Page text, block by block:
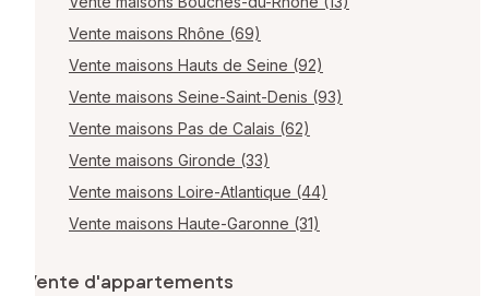
Vente maisons Rhône (69)
Vente maisons Hauts de Seine (92)
Vente maisons Seine-Saint-Denis (93)
Vente maisons Pas de Calais (62)
Vente maisons Gironde (33)
Vente maisons Loire-Atlantique (44)
Vente maisons Haute-Garonne (31)
Vente d'appartements